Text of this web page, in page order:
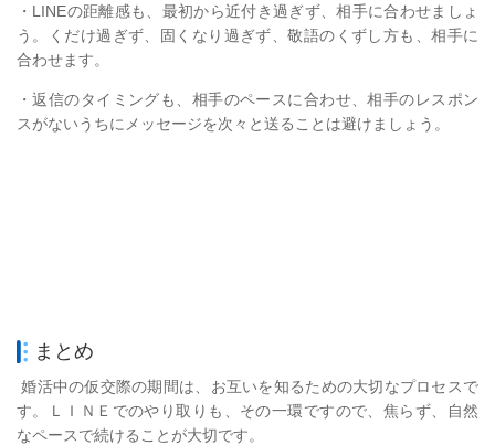
・LINEの距離感も、最初から近付き過ぎず、相手に合わせましょ
う。くだけ過ぎず、固くなり過ぎず、敬語のくずし方も、相手に
合わせます。
・返信のタイミングも、相手のペースに合わせ、相手のレスポン
スがないうちにメッセージを次々と送ることは避けましょう。
まとめ
婚活中の仮交際の期間は、お互いを知るための大切なプロセスで
す。ＬＩＮＥでのやり取りも、その一環ですので、焦らず、自然
なペースで続けることが大切です。